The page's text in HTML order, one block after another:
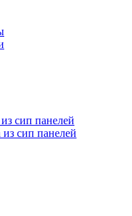
сип панелей
сип панелей